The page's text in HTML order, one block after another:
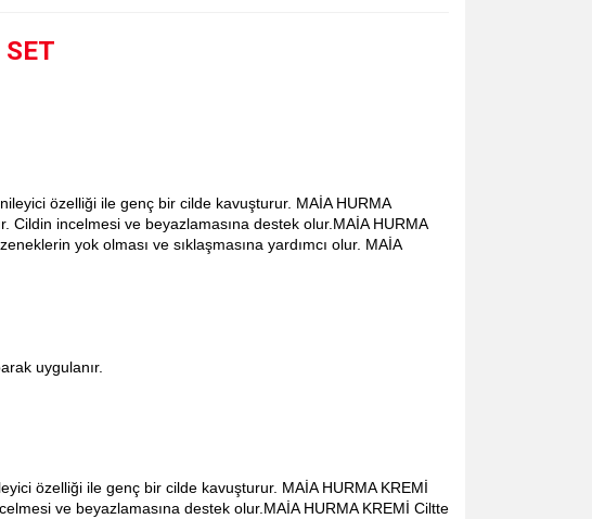
özelliği ile genç bir cilde kavuşturur. MAİA HURMA
Cildin incelmesi ve beyazlamasına destek olur.MAİA HURMA
yok olması ve sıklaşmasına yardımcı olur. MAİA
uygulanır.
özelliği ile genç bir cilde kavuşturur. MAİA HURMA KREMİ
ve beyazlamasına destek olur.MAİA HURMA KREMİ Ciltte